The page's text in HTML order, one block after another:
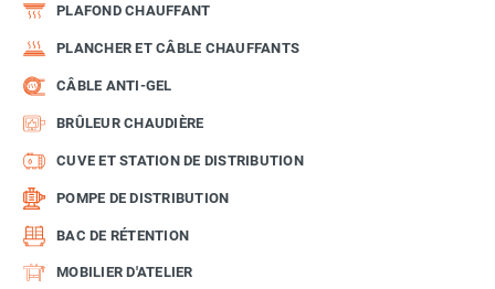
PLAFOND CHAUFFANT
PLANCHER ET CÂBLE CHAUFFANTS
CÂBLE ANTI-GEL
BRÛLEUR CHAUDIÈRE
CUVE ET STATION DE DISTRIBUTION
POMPE DE DISTRIBUTION
BAC DE RÉTENTION
MOBILIER D'ATELIER